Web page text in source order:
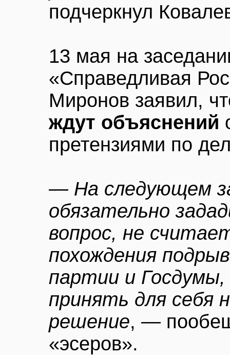
подчеркнул
13 мая на
«Справедливая
Миронов заявил,
ждут объяснений
претензиями по
— На следующем
обязательно
вопрос, не
похождения
партии и
принять для себя
решение, —
«эсеров».